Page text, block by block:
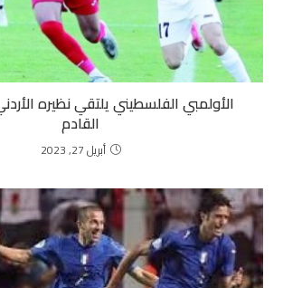
الأولمبي الفلسطيني يلتقي نظيره
القادم
أبريل 27, 2023